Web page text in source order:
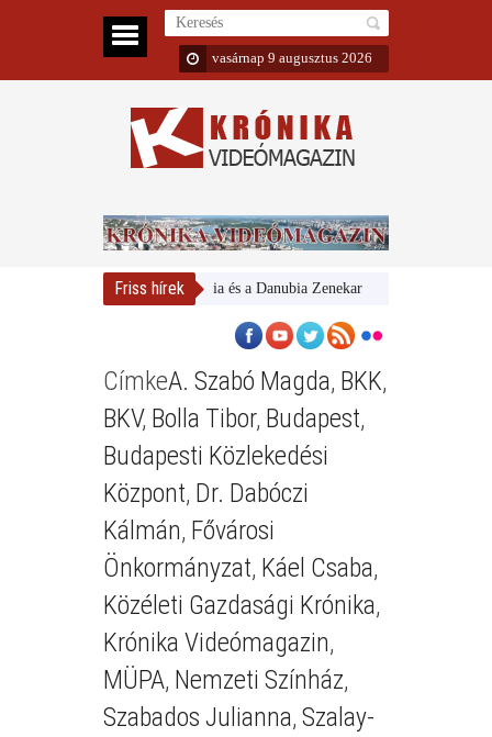
vasárnap 9 augusztus 2026
Friss hírek
Magyar Nemzeti Galéria és a Danubia Zenekar
CímkeA. Szabó Magda, BKK,
BKV, Bolla Tibor, Budapest,
Budapesti Közlekedési
Központ, Dr. Dabóczi
Kálmán, Fővárosi
Önkormányzat, Káel Csaba,
Közéleti Gazdasági Krónika,
Krónika Videómagazin,
MÜPA, Nemzeti Színház,
Szabados Julianna, Szalay-